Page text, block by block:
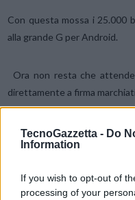
TecnoGazzetta - Do
Information
If you wish to opt-out of
processing of your
Con questa mossa i 25.000
alla grande G per Android.
Ora non resta che
direttamente a firma
Condividi questo articolo:
Mastodon